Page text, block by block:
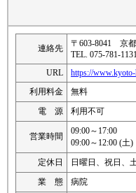
連絡先
〒603-8041 京
TEL. 075-781-
URL
https://
利用料金
無料
電 源
利用不可
営業時間
09:00～17:00
09:00～12:00 (土)
定休日
日曜日、祝日、
業 態
病院